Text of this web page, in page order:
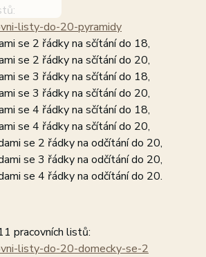
listy-do-20-pyramidy
se 2 řádky na sčítání do 18,
se 2 řádky na sčítání do 20,
se 3 řádky na sčítání do 18,
se 3 řádky na sčítání do 20,
se 4 řádky na sčítání do 18,
se 4 řádky na sčítání do 20,
se 2 řádky na odčítání do 20,
se 3 řádky na odčítání do 20,
se 4 řádky na odčítání do 20.
pracovních listů:
listy-do-20-domecky-se-2